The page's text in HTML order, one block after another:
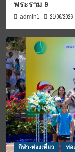
พระราม 9
admin1 21/06/2026
กีฬา-ท่องเที่ยว ท่อ